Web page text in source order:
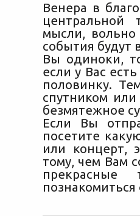
Венера в
мысли,
события будут
Вы одиноки,
если у Вас
половинку.
спутником
безмятежное
Если Вы
посетите
или концерт,
тому, чем Вам